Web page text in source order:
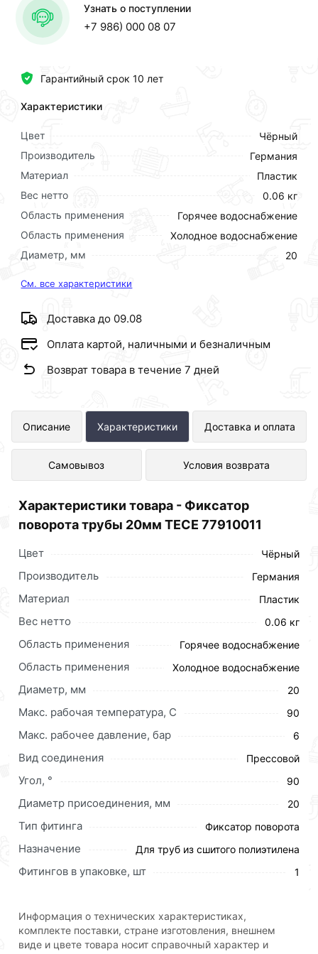
Гарантийный срок 10 лет
Характеристики
Цвет
Чёрный
Производитель
Германия
Материал
Пластик
Вес нетто
0.06 кг
Область применения
Горячее водоснабжение
Область применения
Холодное водоснабжение
Диаметр, мм
20
См. все характеристики
Доставка до 09.08
Оплата картой, наличными и безналичным
Возврат товара в течение 7 дней
Узнать о поступлении
+7 986) 000 08 07
Описание Характеристики Доставка и оплата
Самовывоз Условия возврата
Фиксатор поворота трубы 20мм
TECE 77910011 представлен в
интернет-магазине Сантехника по
трубы, изогнутой под углом 90 градусов. В первую
очередь такая необходимость возникает в местах
отопления, прочему оборудованию. Конфигурация
изделия обеспечивает простой монтаж и надежное
Характеристики товара - Фиксатор
поворота трубы 20мм TECE 77910011
Цвет Чёрный
Производитель Германия
Материал Пластик
Вес нетто 0.06 кг
Область применения Горячее водоснабжение
Область применения Холодное водоснабжение
Диаметр, мм 20
Макс. рабочая температура, C 90
Макс. рабочее давление, бар 6
Вид соединения Прессовой
Угол, ° 90
Диаметр присоединения, мм 20
Тип фитинга Фиксатор поворота
Назначение Для труб из сшитого полиэтилена
Фитингов в упаковке, шт 1
Информация о технических характеристиках,
комплекте поставки, стране изготовления, внешнем
виде и цвете товара носит справочный характер и